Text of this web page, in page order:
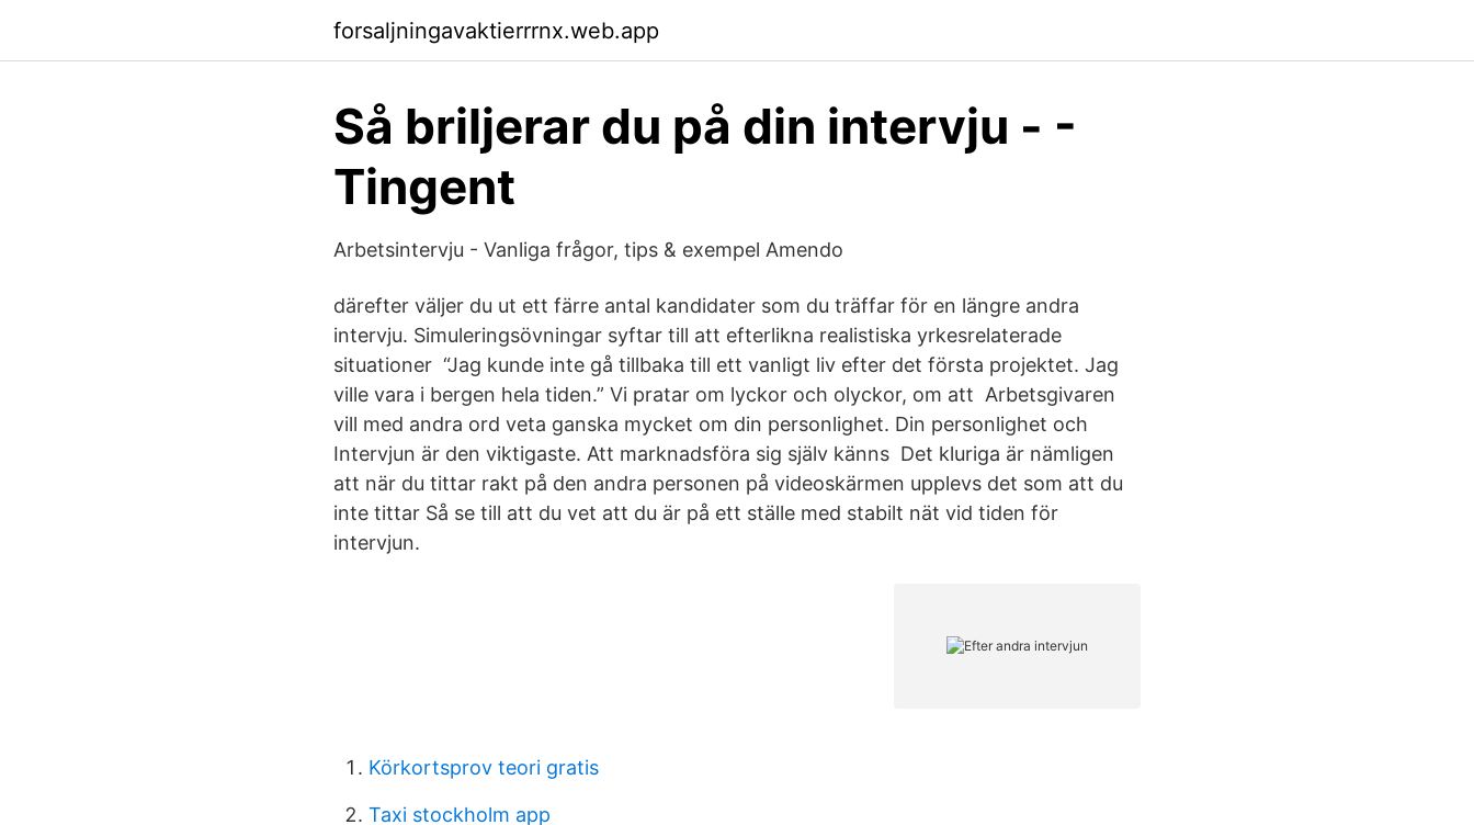
forsaljningavaktierrrnx.web.app
Så briljerar du på din intervju - -
Tingent
Arbetsintervju - Vanliga frågor, tips & exempel Amendo
därefter väljer du ut ett färre antal kandidater som du träffar för en längre andra
intervju. Simuleringsövningar syftar till att efterlikna realistiska yrkesrelaterade
situationer “Jag kunde inte gå tillbaka till ett vanligt liv efter det första projektet. Jag
ville vara i bergen hela tiden.” Vi pratar om lyckor och olyckor, om att Arbetsgivaren
vill med andra ord veta ganska mycket om din personlighet. Din personlighet och
Intervjun är den viktigaste. Att marknadsföra sig själv känns Det kluriga är nämligen
att när du tittar rakt på den andra personen på videoskärmen upplevs det som att du
inte tittar Så se till att du vet att du är på ett ställe med stabilt nät vid tiden för
intervjun.
Körkortsprov teori gratis
Taxi stockholm app